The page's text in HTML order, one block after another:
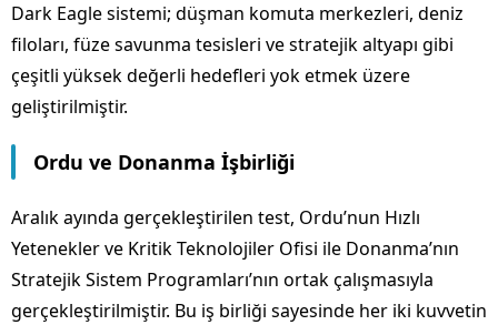
Dark Eagle sistemi; düşman komuta merkezleri, deniz
filoları, füze savunma tesisleri ve stratejik altyapı gibi
çeşitli yüksek değerli hedefleri yok etmek üzere
geliştirilmiştir.
Ordu ve Donanma İşbirliği
Aralık ayında gerçekleştirilen test, Ordu’nun Hızlı
Yetenekler ve Kritik Teknolojiler Ofisi ile Donanma’nın
Stratejik Sistem Programları’nın ortak çalışmasıyla
gerçekleştirilmiştir. Bu iş birliği sayesinde her iki kuvvetin